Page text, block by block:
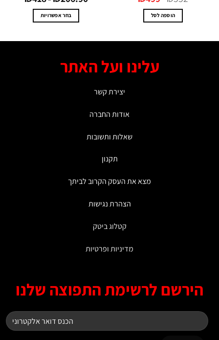
היה:
₪552.
הוא:
₪499.
הוספה לסל
עד
⁦₪418⁩ בחר אפשרויות
סוגים. עלינו ועל האתר
יצירת קשר
אודות החברה
שאלות ותשובות
מצא את העסק הקרוב לביתך
הצהרת נגישות
קטלוג ביטק
מדיניות ופרטיות
לרשימת התפוצה שלנו